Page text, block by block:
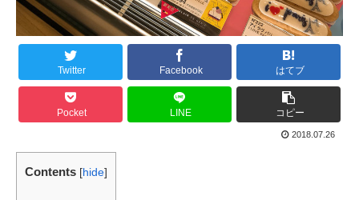
Twitter Facebook はてブ
Pocket LINE コピー
2018.07.26
Contents [hide]